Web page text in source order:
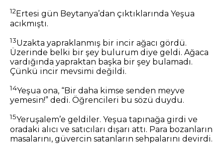
12Ertesi gün Beytanya’dan çıktıklarında Yeşua
acıkmıştı.
13Uzakta yapraklanmış bir incir ağacı gördü.
Üzerinde belki bir şey bulurum diye geldi. Ağaca
vardığında yapraktan başka bir şey bulamadı.
Çünkü incir mevsimi değildi.
14Yeşua ona, “Bir daha kimse senden meyve
yemesin!” dedi. Öğrencileri bu sözü duydu.
15Yeruşalem’e geldiler. Yeşua tapınağa girdi ve
oradaki alıcı ve satıcıları dışarı attı. Para bozanların
masalarını, güvercin satanların sehpalarını devirdi.